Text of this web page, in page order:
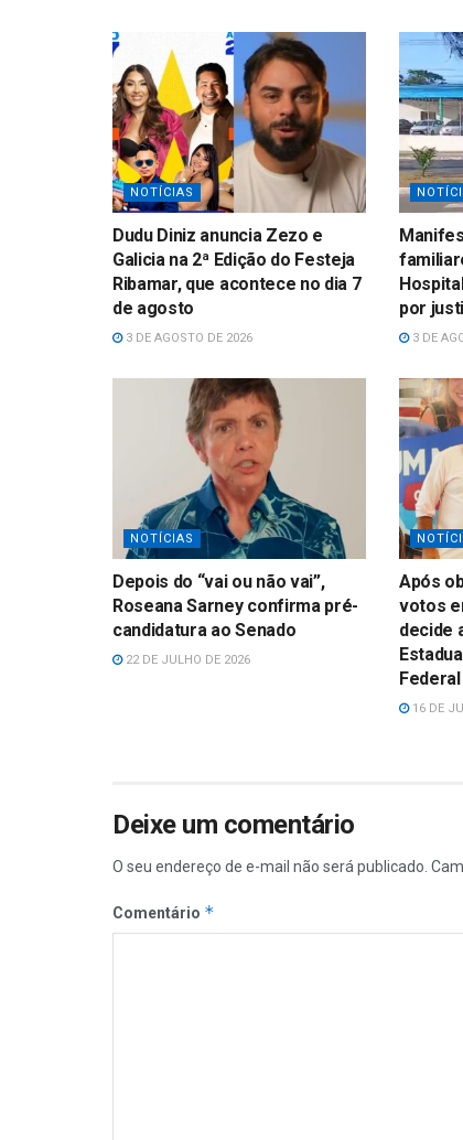
NOTÍCIAS
Dudu Diniz anuncia Zezo e
Galicia na 2ª Edição do Festeja
Ribamar, que acontece no dia 7
de agosto
3 DE AGOSTO DE 2026
por
3 DE
NOTÍCIAS
Depois do “vai ou não vai”,
Roseana Sarney confirma pré-
candidatura ao Senado
22 DE JULHO DE 2026
Após
votos
decide
Federal
16 DE
Deixe um comentário
O seu endereço de e-mail não será publicado.
Comentário *